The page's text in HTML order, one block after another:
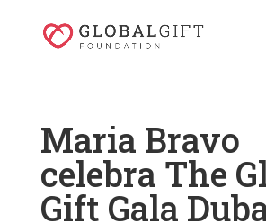
Maria Bravo
celebra The
Gift Gala